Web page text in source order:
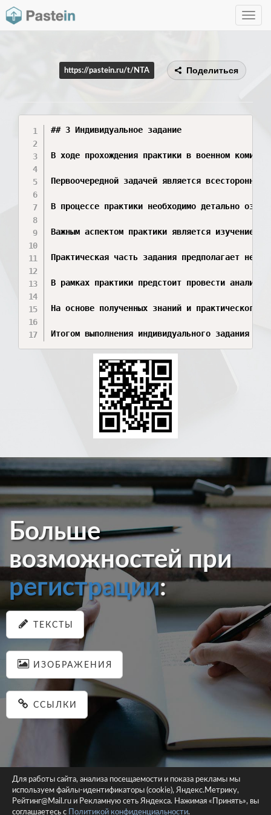
Toggle
https://pastein.ru/t/NTA Поделиться
## 3 Индивидуальное задание
В ходе прохождения практики в военном
Первоочередной задачей является
В процессе практики необходимо детально
Важным аспектом практики является изучение
Практическая часть задания предполагает
В рамках практики предстоит провести анализ
На основе полученных знаний и практического
Итогом выполнения индивидуального задания
Больше
возможностей при
регистрации:
ТЕКСТЫ
ИЗОБРАЖЕНИЯ
ССЫЛКИ
© 2026 pastein.ru |Пользовательское соглашение|Политика
конфиденциальности
Для работы сайта, анализа посещаемости и показа рекламы мы
используем файлы-идентификаторы (cookie), Яндекс.Метрику,
Рейтинг@Mail.ru и Рекламную сеть Яндекса. Нажимая «Принять», вы
соглашаетесь с
Политикой конфиденциальности.